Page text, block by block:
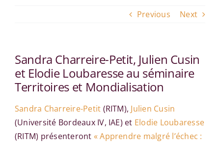
Previous Next
Sandra Charreire-Petit, Julien Cusin
et Elodie Loubaresse au séminaire
Territoires et Mondialisation
Sandra Charreire-Petit (RITM), Julien Cusin
(Université Bordeaux IV, IAE) et Elodie Loubaresse
(RITM) présenteront « Apprendre malgré l’échec :